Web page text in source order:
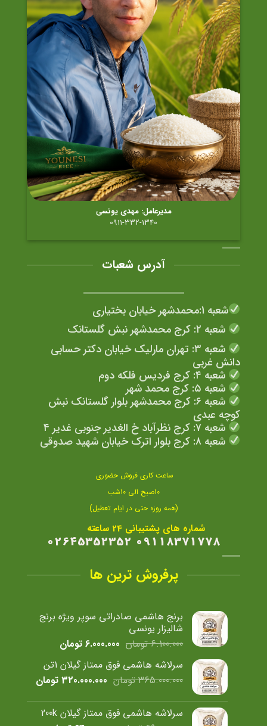
مدیرعامل: مهدی یونسی
0911-332-1340
آدرس شعبات
شعبه 1:محمدشهر خیابان بختیاری
شعبه ۲: کرج محمدشهر نبش گلستانک
شعبه ۳: تهران مارلیک خیابان دکتر حسابی
دانش غربی
شعبه ۴: کرج فردیس فلکه دوم
شعبه ۵: کرج محمد شهر
شعبه ۶: کرج محمدشهر بلوار گلستانک نبش
کوچه عبدی
شعبه ۷: کرج نظرآباد خ الغدیر جنوبی غدیر ۴
شعبه ۸: کرج بلوار اترک خیابان شهید صدوقی
ساعت کاری فروش حضوری
10صبح الی 10شب
(همه روزه حتی در ایام تعطیل)
شماره های پشتیبانی 24 ساعته
09118371778 02645352352
پرفروش ترین ها
برنج هاشمی صادراتی سوپر ویژه برنج
شالیزار یونسی
6.100.000 تومان قیمت
6.100.000 تومان
بود.
6.000.000 تومانقیمت
است.
سرلاشه هاشمی فوق ممتاز گیلان 1تن
365.000.000 تومان قیمت
365.000.000 تومان
بود.
320.000.000 تومانقیمت
سرلاشه هاشمی فوق ممتاز گیلان 200k